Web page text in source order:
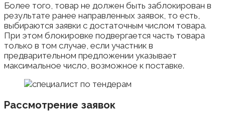
Более того, товар не должен быть заблокирован в
результате ранее направленных заявок, то есть,
выбираются заявки с достаточным числом товара.
При этом блокировке подвергается часть товара
только в том случае, если участник в
предварительном предложении указывает
максимальное число, возможное к поставке.
Рассмотрение заявок